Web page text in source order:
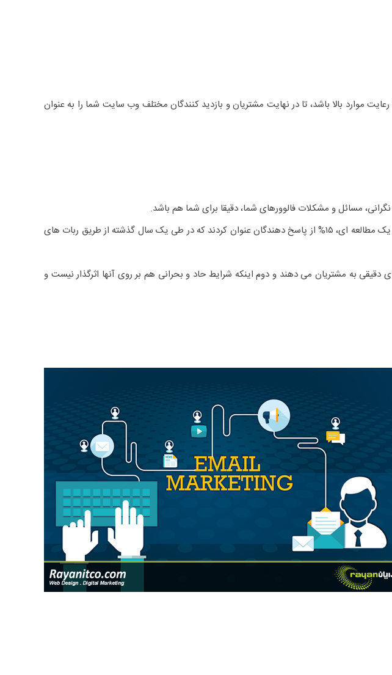
موارد بالا باشد، تا در نهایت مشتریان و بازدید کنندگان مختلف وب سایت شما را به عنوان
مسائل و مشکلات فالوورهای شما، دقیقا برای شما هم باشد.
ربات های چت در رابطه با نحوه ارتباط گرفتن مشتریان با وب سایت ها در حالت عادی سازی هستند و طبق یک مطالعه ای، ۱۵% از پاسخ دهندگان عنوان کردند که در طی یک سال گذشته از طریق ربات های
به مشتریان می دهند و دوم اینکه شرایط حاد و بحرانی هم بر روی آنها اثرگذار نیست و